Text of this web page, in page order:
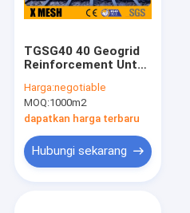
TGSG40 40 Geogrid
Reinforcement Untuk
Biaxial Grid
Harga:negotiable
MOQ:1000m2
dapatkan harga terbaru
Hubungi sekarang